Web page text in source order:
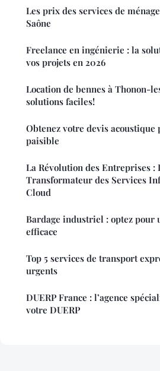
Les prix des services de
Saône
Freelance en ingénierie : la
vos projets en 2026
Location de bennes à Thonon-
solutions faciles!
Obtenez votre devis acoustique
paisible
La Révolution des Entreprises :
Transformateur des Services
Cloud
Bardage industriel : optez pour
efficace
Top 5 services de transport
urgents
DUERP France : l’agence
votre DUERP